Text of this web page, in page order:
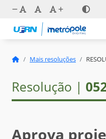
Mais resoluções
Resolução |
Aprova